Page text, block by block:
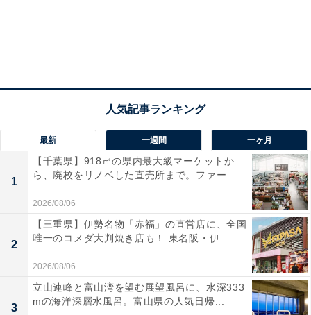
最新 一週間 一ヶ月
1
【千葉県】918㎡の県内最大級マーケットか
ら、廃校をリノベした直売所まで。ファー...
2026/08/06
2
【三重県】伊勢名物「赤福」の直営店に、全国
唯一のコメダ大判焼き店も！ 東名阪・伊...
2026/08/06
3
立山連峰と富山湾を望む展望風呂に、水深333
mの海洋深層水風呂。富山県の人気日帰...